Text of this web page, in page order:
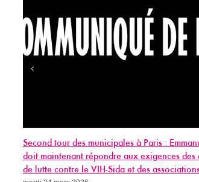
Rachida Dati et le marketing du mépris
mercredi 18 mars 2026